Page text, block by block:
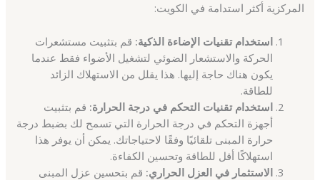
المركزية أكثر استدامة في الكويت:
استخدام تقنيات الإضاءة الذكية: قم بتثبيت مستشعرات
الحركة والاستشعار الضوئي لتشغيل الأضواء فقط عندما
يكون هناك حاجة إليها. هذا يقلل من الاستهلاك الزائد
للطاقة.
استخدام تقنيات التحكم في درجة الحرارة: قم بتثبيت
أجهزة التحكم في درجة الحرارة التي تسمح لك بضبط درجة
حرارة المبنى تلقائيًا وفقًا لاحتياجاتك. يمكن أن يوفر هذا
استهلاكًا أقل للطاقة وتحسين الكفاءة.
الاستثمار في العزل الحراري: قم بتحسين عزل المبنى